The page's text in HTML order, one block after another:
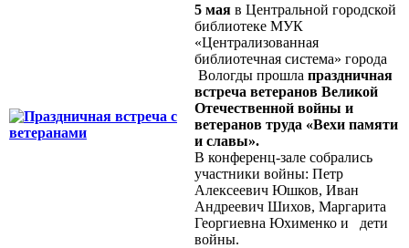
5 мая в Центральной городской
библиотеке МУК
«Централизованная
библиотечная система» города
Вологды прошла праздничная
встреча ветеранов Великой
Отечественной войны и
ветеранов труда «Вехи памяти
и славы».
В конференц-зале собрались
участники войны: Петр
Алексеевич Юшков, Иван
Андреевич Шихов, Маргарита
Георгиевна Юхименко и дети
войны.